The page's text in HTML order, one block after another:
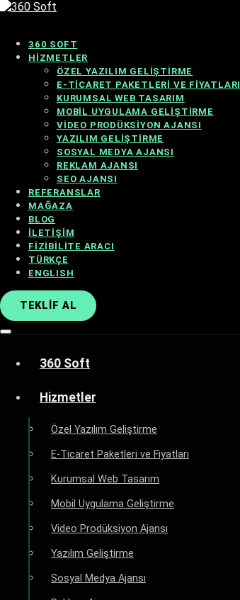
360 SOFT
HIZMETLER
ÖZEL YAZILIM GELIŞTIRME
E-TICARET PAKETLERI VE FIYATLARI
KURUMSAL WEB TASARIM
MOBIL UYGULAMA GELIŞTIRME
VIDEO PRODÜKSIYON AJANSI
YAZILIM GELIŞTIRME
SOSYAL MEDYA AJANSI
REKLAM AJANSI
SEO AJANSI
REFERANSLAR
MAĞAZA
BLOG
İLETIŞIM
FIZIBILITE ARACI
TÜRKÇE
ENGLISH
TEKLIF AL
360 Soft
Hizmetler
Özel Yazılım Geliştirme
E-Ticaret Paketleri ve Fiyatları
Kurumsal Web Tasarım
Mobil Uygulama Geliştirme
Video Prodüksiyon Ajansı
Yazılım Geliştirme
Sosyal Medya Ajansı